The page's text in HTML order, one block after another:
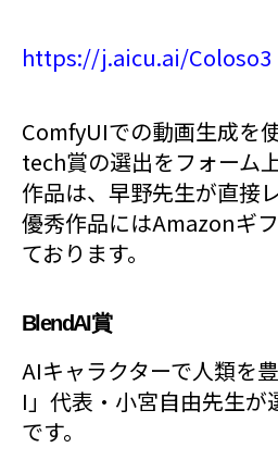
https://j.aicu.ai/Coloso3
ComfyUIでの動画生成を
tech賞の選出をフォーム
作品は、早野先生が直接
優秀作品にはAmazonギ
ております。
BlendAI賞
AIキャラクターで人類を
I」代表・小宮自由先生が
です。